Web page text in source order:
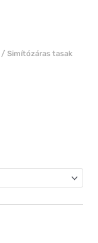
/ Simítózáras tasak